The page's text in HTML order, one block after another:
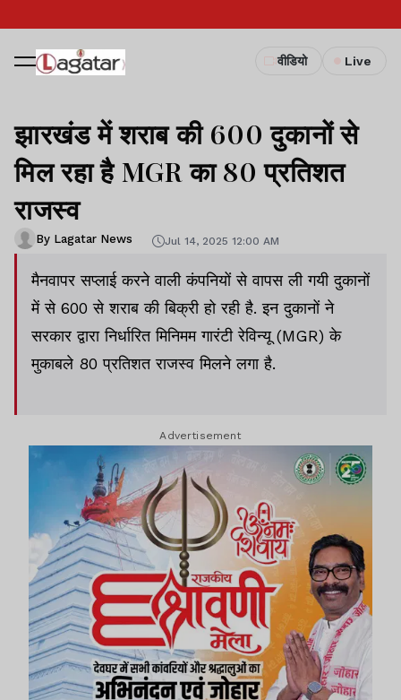
वीडियो Live
झारखंड में शराब की 600 दुकानों से
मिल रहा है MGR का 80 प्रतिशत
राजस्व
By Lagatar News Jul 14, 2025 12:00 AM
मैनवापर सप्लाई करने वाली कंपनियों से वापस ली गयी दुकानों
में से 600 से शराब की बिक्री हो रही है. इन दुकानों ने
सरकार द्वारा निर्धारित मिनिमम गारंटी रेविन्यू (MGR) के
मुकाबले 80 प्रतिशत राजस्व मिलने लगा है.
Advertisement